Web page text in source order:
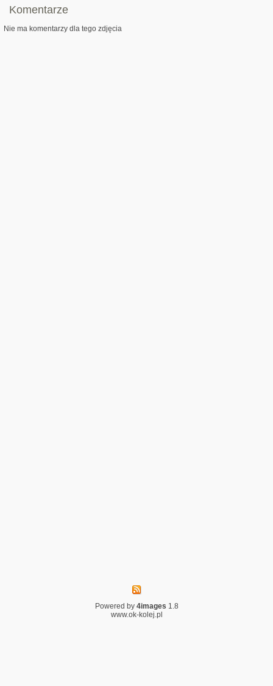
Komentarze
Nie ma komentarzy dla tego zdjęcia
Powered by 4images 1.8
www.ok-kolej.pl